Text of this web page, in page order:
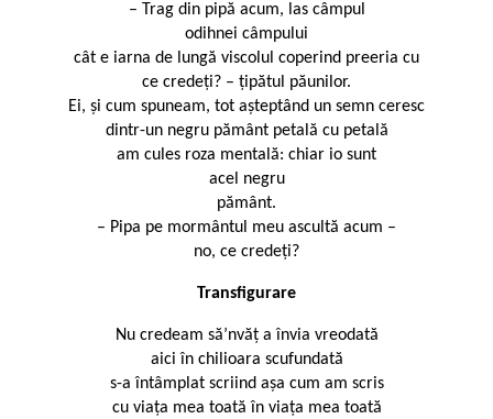
– Trag din pipă acum, las câmpul
odihnei câmpului
cât e iarna de lungă viscolul coperind preeria cu
ce credeți? – țipătul păunilor.
Ei, și cum spuneam, tot așteptând un semn ceresc
dintr-un negru pământ petală cu petală
am cules roza mentală: chiar io sunt
acel negru
pământ.
– Pipa pe mormântul meu ascultă acum –
no, ce credeți?
Transfigurare
Nu credeam să’nvăț a învia vreodată
aici în chilioara scufundată
s-a întâmplat scriind așa cum am scris
cu viața mea toată în viața mea toată